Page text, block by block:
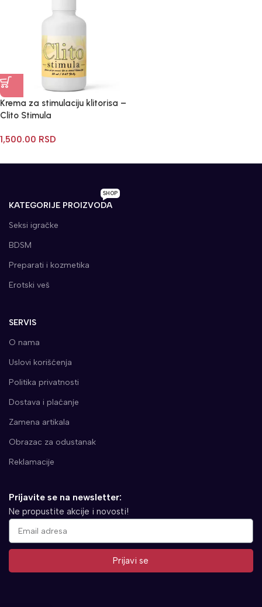
Krema za stimulaciju klitorisa –
Clito Stimula
1,500.00 RSD
KATEGORIJE PROIZVODA
SHOP
Seksi igračke
BDSM
Preparati i kozmetika
Erotski veš
SERVIS
O nama
Uslovi korišćenja
Politika privatnosti
Dostava i plaćanje
Zamena artikala
Obrazac za odustanak
Reklamacije
Prijavite se na newsletter:
Ne propustite akcije i novosti!
Prijavi se